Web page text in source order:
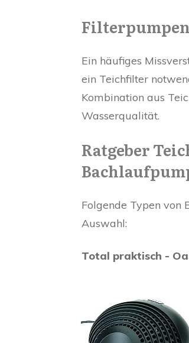
Ein häufiges
ein Teichfilter
Kombination aus
Wasserqualität.
Ratgeber
Folgende Typen von
Auswahl:
Total praktisch -